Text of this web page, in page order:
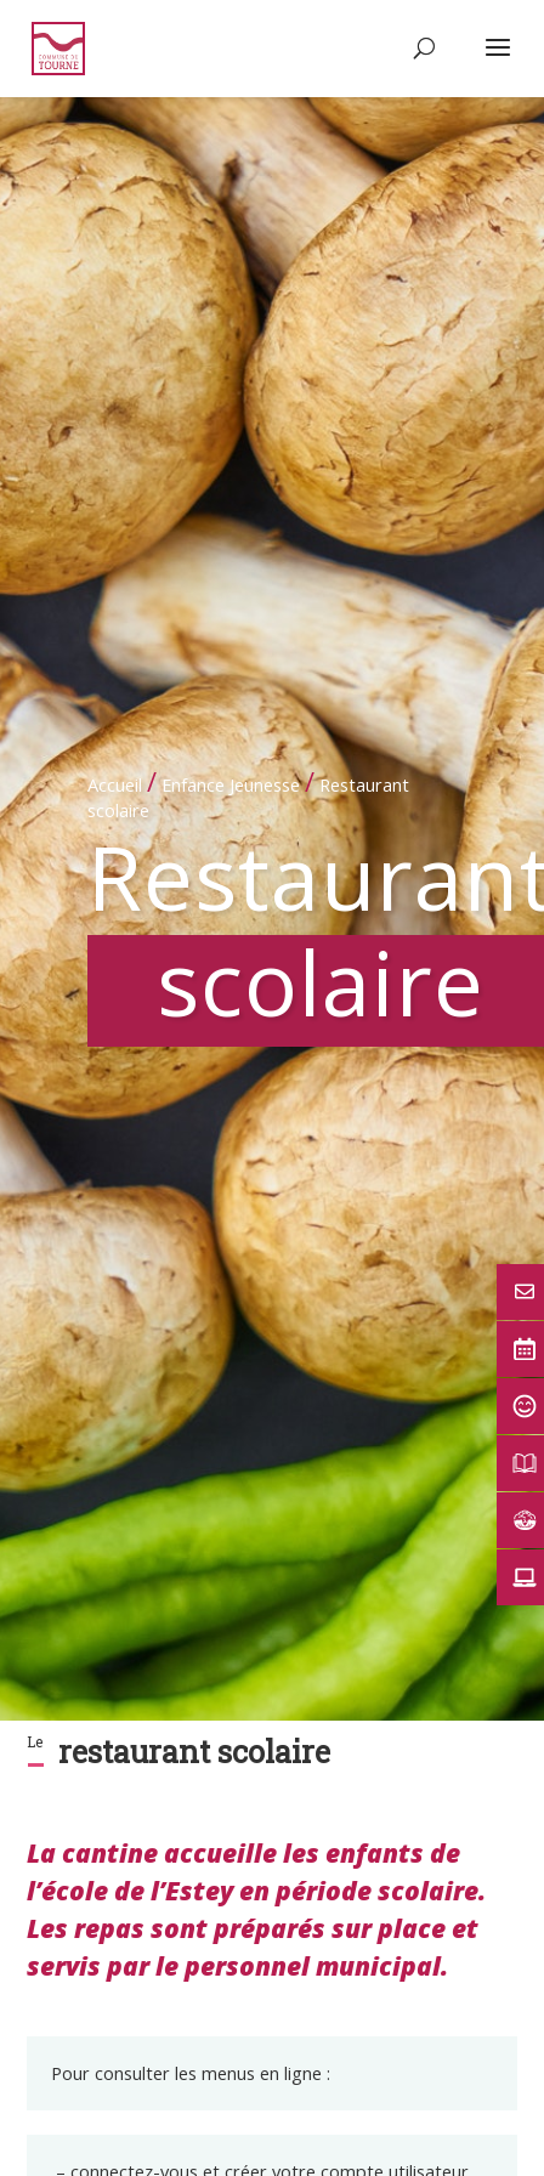
Accueil / Enfance Jeunesse /Restaurant
scolaire
scolaire
Le restaurant scolaire
La cantine accueille les enfants de
l’école de l’Estey en période scolaire.
Les repas sont préparés sur place et
servis par le personnel municipal.
Pour consulter les menus en ligne :